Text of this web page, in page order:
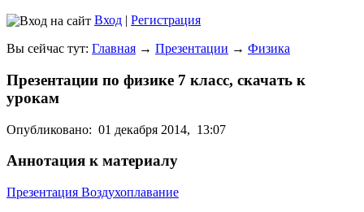
Вход | Регистрация
Вы сейчас тут: Главная → Презентации → Физика
Презентации по физике 7 класс, скачать к
урокам
Опубликовано: 01 декабря 2014, 13:07
Аннотация к материалу
Презентация Воздухоплавание